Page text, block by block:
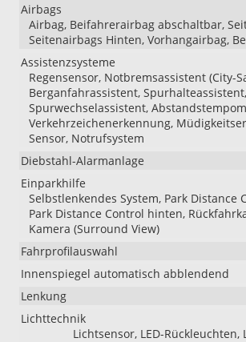
Airbags
Airbag, Beifahrerairbag abschaltbar,
Seitenairbags Hinten, Vorhangairbag,
Assistenzsysteme
Regensensor, Notbremsassistent (City-
Berganfahrassistent, Spurhalteassistent,
Spurwechselassistent,
Verkehrzeichenerkennung,
Sensor, Notrufsystem
Diebstahl-Alarmanlage
Einparkhilfe
Selbstlenkendes System, Park Distance
Park Distance Control hinten,
Kamera (Surround View)
Fahrprofilauswahl
Innenspiegel automatisch abblendend
Lenkung
Lichttechnik
Lichtsensor, LED-Rückleuchten,